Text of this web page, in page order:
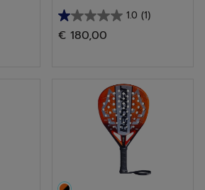
1.0 (1)
1.0
em
€ 180,00